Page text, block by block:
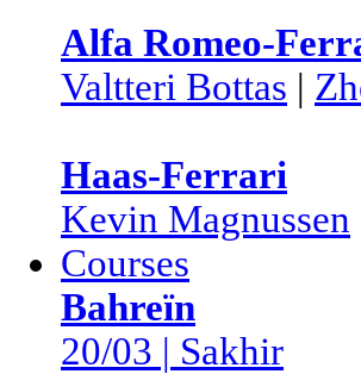
Alfa Romeo-
Valtteri Bottas |
Haas-Ferrari
Kevin Magnussen
Courses
Bahreïn
20/03 | Sakhir